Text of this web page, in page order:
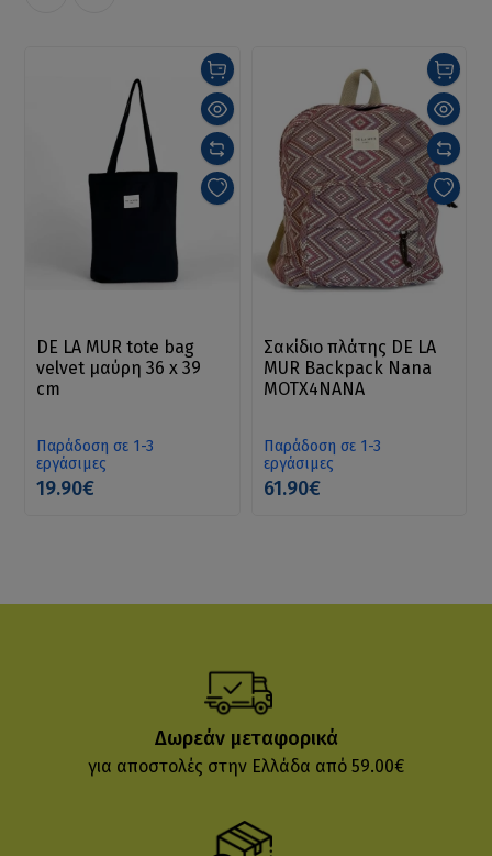
DE LA MUR tote bag
velvet μαύρη 36 x 39
cm
Παράδοση σε 1-3
εργάσιμες
19.90€
Σακίδιο πλάτης DE LA
MUR Backpack Nana
MOTX4NANA
Παράδοση σε 1-3
εργάσιμες
61.90€
Δωρεάν μεταφορικά
για αποστολές στην Ελλάδα από 59.00€